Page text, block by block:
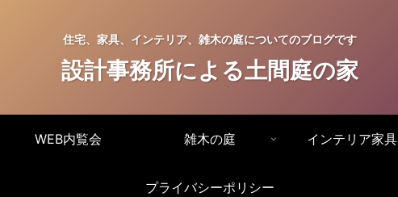
住宅、家具、インテリア、雑木の庭についてのブログです
設計事務所による土間庭の家
WEB内覧会 雑木の庭 インテリア家具
プライバシーポリシー